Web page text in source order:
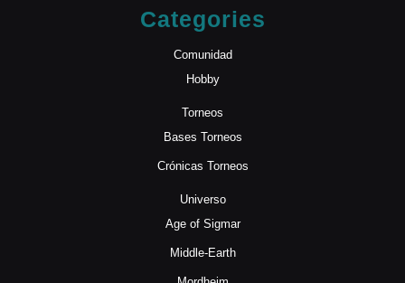
Categories
Comunidad
Hobby
Torneos
Bases Torneos
Crónicas Torneos
Universo
Age of Sigmar
Middle-Earth